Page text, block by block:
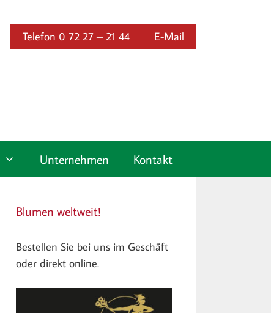
Telefon 0 72 27 – 21 44 E-Mail
Unternehmen Kontakt
Blumen weltweit!
Bestellen Sie bei uns im Geschäft
oder direkt online.